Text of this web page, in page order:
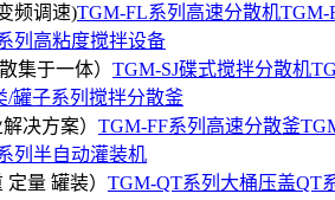
频调速)TGM-FL系列高速分散机TGM-
列高粘度搅拌设备
集于一体） TGM-SJ碟式搅拌分散机
罐子系列搅拌分散釜
决方案） TGM-FF系列高速分散釜
列半自动灌装机
定量 罐装） TGM-QT系列大桶压盖QT